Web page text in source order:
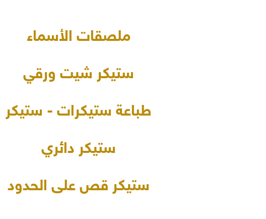
ملصقات الأسماء
ستيكر شيت ورقي
طباعة ستيكرات - ستيكر
ستيكر دائري
ستيكر قص على الحدود